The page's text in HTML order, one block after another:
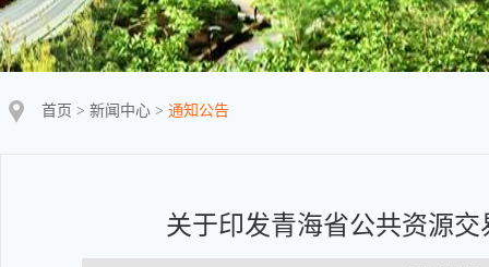
首页 > 新闻中心 > 通知公告
关于印发青海省公共资源